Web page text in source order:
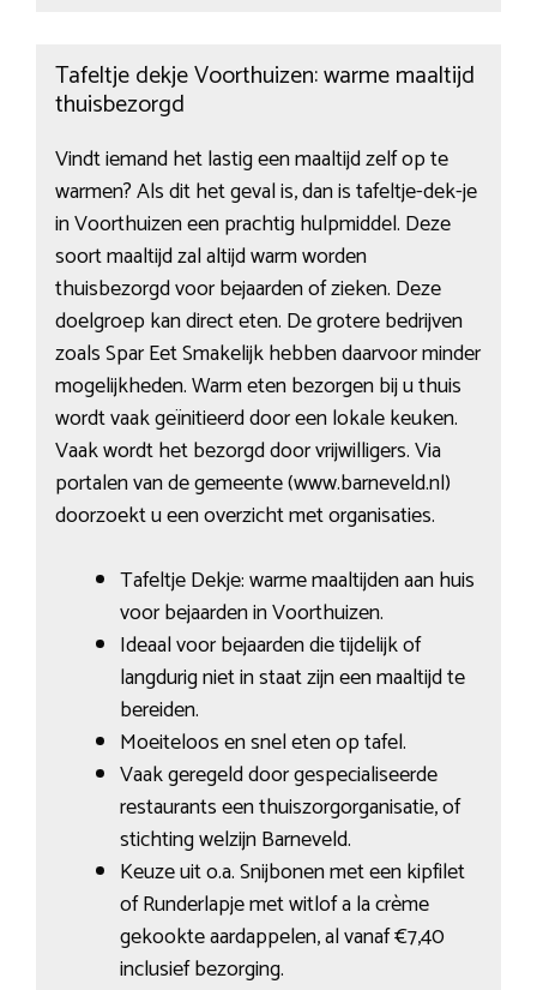
Tafeltje dekje Voorthuizen: warme maaltijd
thuisbezorgd
Vindt iemand het lastig een maaltijd zelf op te
warmen? Als dit het geval is, dan is tafeltje-dek-je
in Voorthuizen een prachtig hulpmiddel. Deze
soort maaltijd zal altijd warm worden
thuisbezorgd voor bejaarden of zieken. Deze
doelgroep kan direct eten. De grotere bedrijven
zoals Spar Eet Smakelijk hebben daarvoor minder
mogelijkheden. Warm eten bezorgen bij u thuis
wordt vaak geïnitieerd door een lokale keuken.
Vaak wordt het bezorgd door vrijwilligers. Via
portalen van de gemeente (www.barneveld.nl)
doorzoekt u een overzicht met organisaties.
Tafeltje Dekje: warme maaltijden aan huis
voor bejaarden in Voorthuizen.
Ideaal voor bejaarden die tijdelijk of
langdurig niet in staat zijn een maaltijd te
bereiden.
Moeiteloos en snel eten op tafel.
Vaak geregeld door gespecialiseerde
restaurants een thuiszorgorganisatie, of
stichting welzijn Barneveld.
Keuze uit o.a. Snijbonen met een kipfilet
of Runderlapje met witlof a la crème
gekookte aardappelen, al vanaf €7,40
inclusief bezorging.